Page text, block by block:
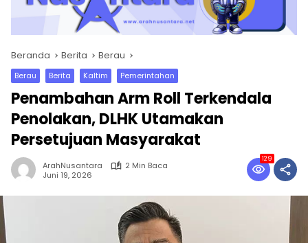
Beranda Berita Berau
Berau Berita Kaltim Pemerintahan
Penambahan Arm Roll Terkendala
Penolakan, DLHK Utamakan
Persetujuan Masyarakat
ArahNusantara
2 Min Baca
Juni 19, 2026
129